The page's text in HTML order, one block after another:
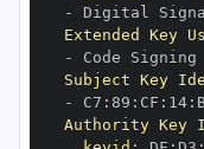
-
Extended Key
-
Subject Key
-
C7 : 89 : CF : 14:
Authority Key